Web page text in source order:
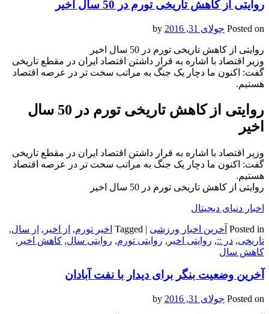
روایتی از کاهش تاریخی تورم در 50 سال اخیر
Posted on جولای 31, 2016
روایتی از کاهش تاریخی تورم در 50 سال اخیر
وزیر اقتصاد با اشاره به قرار داشتن اقتصاد ایران در مقطع تاریخی
گفت: اکنون ما دچار یک جنگ به مراتب سخت تر در عرصه اقتصاد
هستیم.
روایتی از کاهش تاریخی تورم در 50 سال
اخیر
وزیر اقتصاد با اشاره به قرار داشتن اقتصاد ایران در مقطع تاریخی
گفت: اکنون ما دچار یک جنگ به مراتب سخت تر در عرصه اقتصاد
هستیم.
روایتی از کاهش تاریخی تورم در 50 سال اخیر
اخبار دنیای دیجیتال
Posted in آخرین اخبار ورزشی |
Tagged اخیر تورم, از اخیر , از سال,
تاریخی, در ::, روایتی اخیر , روایتی تورم, روایتی سال, کاهش اخیر ,
کاهش سال
آخرین وضعیت بنگر برای دیدار با نفت آبادان
Posted on جولای 31, 2016